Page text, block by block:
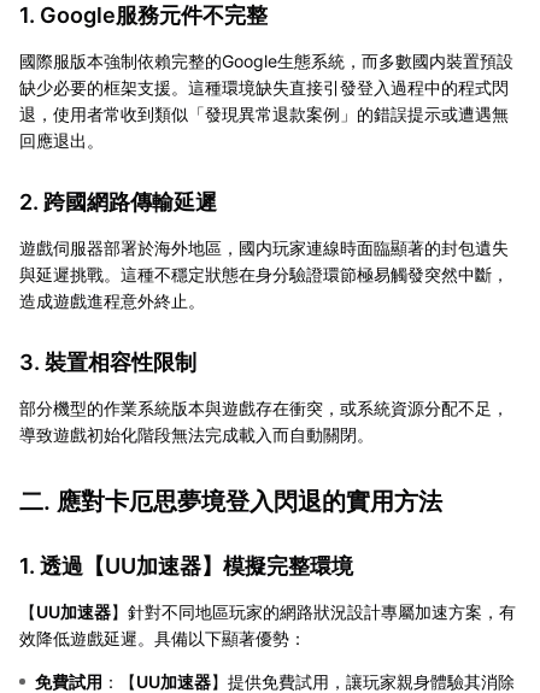
1. Google服務元件不完整
國際服版本強制依賴完整的Google生態系統，而多數國内裝置預設
缺少必要的框架支援。這種環境缺失直接引發登入過程中的程式閃
退，使用者常收到類似「發現異常退款案例」的錯誤提示或遭遇無
回應退出。
2. 跨國網路傳輸延遲
遊戲伺服器部署於海外地區，國内玩家連線時面臨顯著的封包遺失
與延遲挑戰。這種不穩定狀態在身分驗證環節極易觸發突然中斷，
造成遊戲進程意外終止。
3. 裝置相容性限制
部分機型的作業系統版本與遊戲存在衝突，或系統資源分配不足，
導致遊戲初始化階段無法完成載入而自動關閉。
二. 應對卡厄思夢境登入閃退的實用方法
1. 透過【UU加速器】模擬完整環境
【UU加速器】針對不同地區玩家的網路狀況設計專屬加速方案，有
效降低遊戲延遲。具備以下顯著優勢：
免費試用 ：【UU加速器】提供免費試用，讓玩家親身體驗其消除